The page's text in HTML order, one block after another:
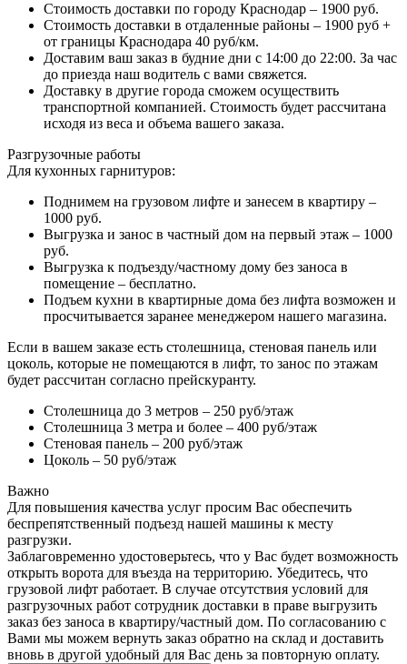
Стоимость доставки по городу Краснодар – 1900 руб.
Стоимость доставки в отдаленные районы – 1900 руб +
от границы Краснодара 40 руб/км.
Доставим ваш заказ в будние дни с 14:00 до 22:00. За час
до приезда наш водитель с вами свяжется.
Доставку в другие города сможем осуществить
транспортной компанией. Стоимость будет рассчитана
исходя из веса и объема вашего заказа.
Разгрузочные работы
Для кухонных гарнитуров:
Поднимем на грузовом лифте и занесем в квартиру –
1000 руб.
Выгрузка и занос в частный дом на первый этаж – 1000
руб.
Выгрузка к подъезду/частному дому без заноса в
помещение – бесплатно.
Подъем кухни в квартирные дома без лифта возможен и
просчитывается заранее менеджером нашего магазина.
Если в вашем заказе есть столешница, стеновая панель или
цоколь, которые не помещаются в лифт, то занос по этажам
будет рассчитан согласно прейскуранту.
Столешница до 3 метров – 250 руб/этаж
Столешница 3 метра и более – 400 руб/этаж
Стеновая панель – 200 руб/этаж
Цоколь – 50 руб/этаж
Важно
Для повышения качества услуг просим Вас обеспечить
беспрепятственный подъезд нашей машины к месту
разгрузки.
Заблаговременно удостоверьтесь, что у Вас будет возможность
открыть ворота для въезда на территорию. Убедитесь, что
грузовой лифт работает. В случае отсутствия условий для
разгрузочных работ сотрудник доставки в праве выгрузить
заказ без заноса в квартиру/частный дом. По согласованию с
Вами мы можем вернуть заказ обратно на склад и доставить
вновь в другой удобный для Вас день за повторную оплату.